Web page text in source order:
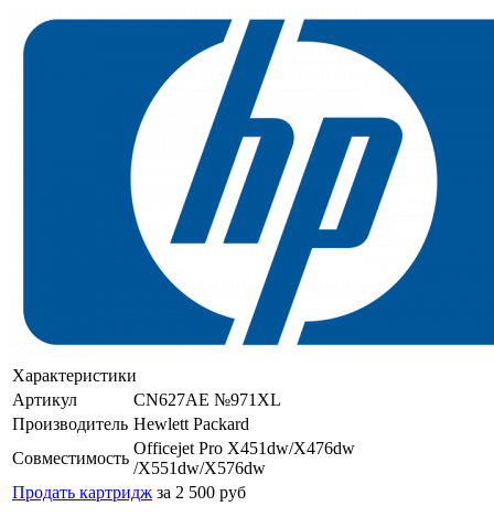
Характеристики
Артикул
CN627AE №971XL
Производитель Hewlett Packard
Совместимость
Officejet Pro X451dw/X476dw
/X551dw/X576dw
Продать картридж за 2 500 руб